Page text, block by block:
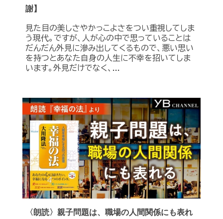
謝】
見た目の美しさやかっこよさをつい重視してしま
う現代。ですが、人が心の中で思っていることは
だんだん外見に滲み出してくるもので、悪い思い
を持つとあなた自身の人生に不幸を招いてしま
います。外見だけでなく、...
〈朗読〉親子問題は、職場の人間関係にも表れ